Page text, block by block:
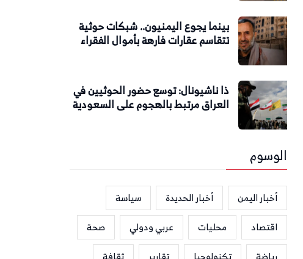
بينما يجوع اليمنيون.. شبكات حوثية
تتقاسم عقارات فارهة بأموال الفقراء
ذا ناشيونال: توسع حضور الحوثيين في
العراق مرتبط بالهجوم على السعودية
الوسوم
أخبار اليمن أخبار الحديدة
سياسة
اقتصاد
محليات عربي ودولي
صحة